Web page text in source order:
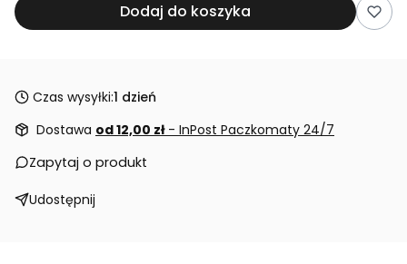
Dodaj do koszyka
Czas wysyłki:1 dzień
Dostawa od 12,00 zł - InPost Paczkomaty 24/7
Zapytaj o produkt
Udostępnij